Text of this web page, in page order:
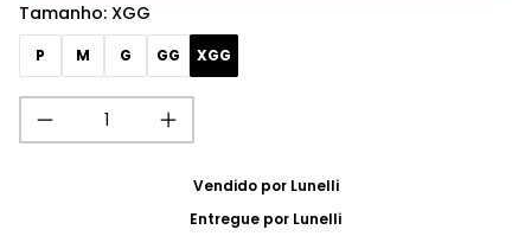
Tamanho: XGG
P M G GG XGG
Vendido por Lunelli
Entregue por Lunelli